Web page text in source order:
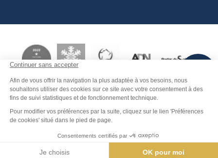
Météo Carte interactive
Contact
FANFOUÉ
Je peux t'aider ?